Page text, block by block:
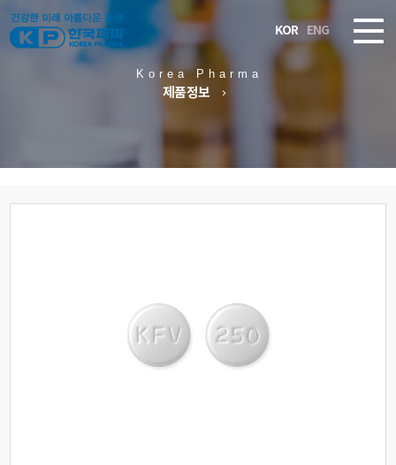
KOR ENG
Korea Pharma
제품정보